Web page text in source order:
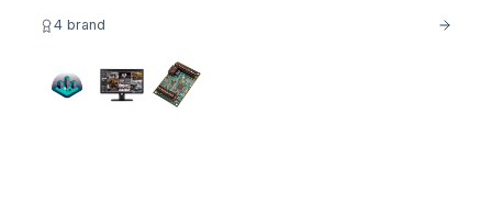
4 brand